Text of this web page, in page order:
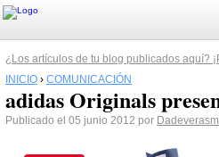
¿Los artículos de tu blog publicados aquí?
INICIO › COMUNICACIÓN
adidas Originals
Publicado el 05 junio 2012 por